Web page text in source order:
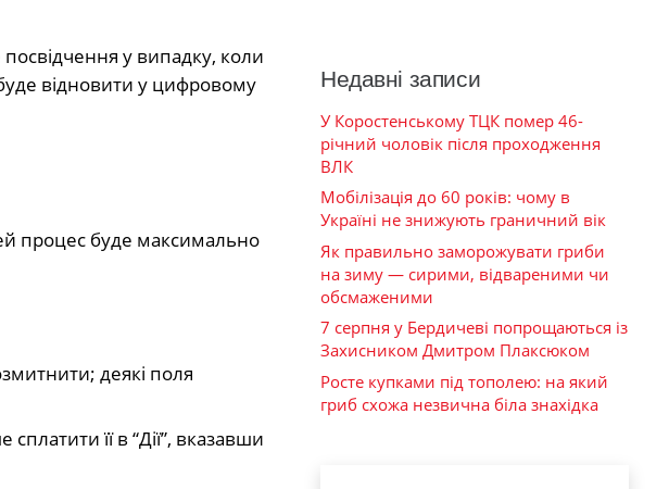
у випадку, коли
відновити у цифровому
процес буде максимально
деякі поля
її в “Дії”, вказавши
Недавні записи
У Коростенському ТЦК помер 46-
річний чоловік після проходження
ВЛК
Мобілізація до 60 років: чому в
Україні не знижують граничний вік
Як правильно заморожувати гриби
на зиму — сирими, відвареними чи
обсмаженими
7 серпня у Бердичеві попрощаються із
Захисником Дмитром Плаксюком
Росте купками під тополею: на який
гриб схожа незвична біла знахідка